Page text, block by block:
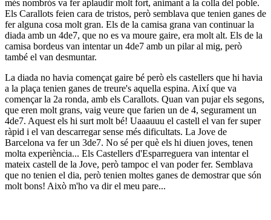
més nombrós va fer aplaudir molt fort, animant a la colla del poble.
Els Carallots feien cara de tristos, però semblava que tenien ganes de
fer alguna cosa molt gran. Els de la camisa grana van continuar la
diada amb un 4de7, que no es va moure gaire, era molt alt. Els de la
camisa bordeus van intentar un 4de7 amb un pilar al mig, però
també el van desmuntar.
La diada no havia començat gaire bé però els castellers que hi havia
a la plaça tenien ganes de treure's aquella espina. Així que va
començar la 2a ronda, amb els Carallots. Quan van pujar els segons,
que eren molt grans, vaig veure que farien un de 4, segurament un
4de7. Aquest els hi surt molt bé! Uaaauuu el castell el van fer super
ràpid i el van descarregar sense més dificultats. La Jove de
Barcelona va fer un 3de7. No sé per què els hi diuen joves, tenen
molta experiència... Els Castellers d'Esparreguera van intentar el
mateix castell de la Jove, però tampoc el van poder fer. Semblava
que no tenien el dia, però tenien moltes ganes de demostrar que són
molt bons! Això m'ho va dir el meu pare...